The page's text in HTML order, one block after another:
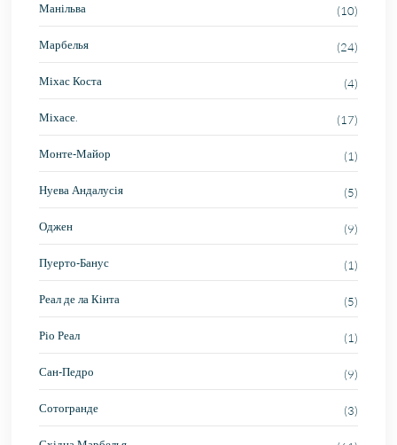
Манільва (10)
Марбелья (24)
Міхас Коста (4)
Міхасе. (17)
Монте-Майор (1)
Нуева Андалусія (5)
Оджен (9)
Пуерто-Банус (1)
Реал де ла Кінта (5)
Ріо Реал (1)
Сан-Педро (9)
Сотогранде (3)